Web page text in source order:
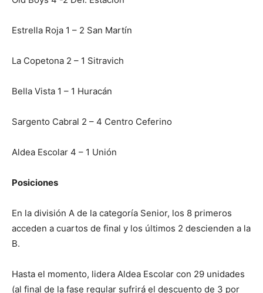
Estrella Roja 1 – 2 San Martín
La Copetona 2 – 1 Sitravich
Bella Vista 1 – 1 Huracán
Sargento Cabral 2 – 4 Centro Ceferino
Aldea Escolar 4 – 1 Unión
Posiciones
En la división A de la categoría Senior, los 8 primeros
acceden a cuartos de final y los últimos 2 descienden a la
B.
Hasta el momento, lidera Aldea Escolar con 29 unidades
(al final de la fase regular sufrirá el descuento de 3 por